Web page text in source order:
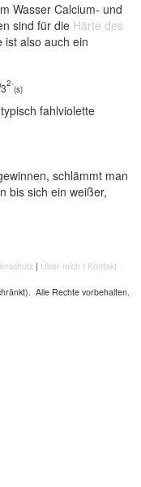
Wasser Calcium- und
sind für die Härte des
ist also auch ein
32-
(s)
fahlviolette
schlämmt man
bis sich ein weißer,
| Über mich | Kontakt
Alle Rechte vorbehalten.